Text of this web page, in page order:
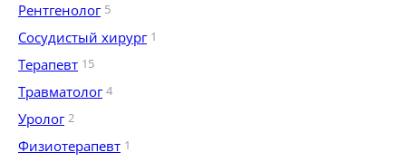
Рентгенолог 5
Сосудистый хирург 1
Терапевт 15
Травматолог 4
Уролог 2
Физиотерапевт 1